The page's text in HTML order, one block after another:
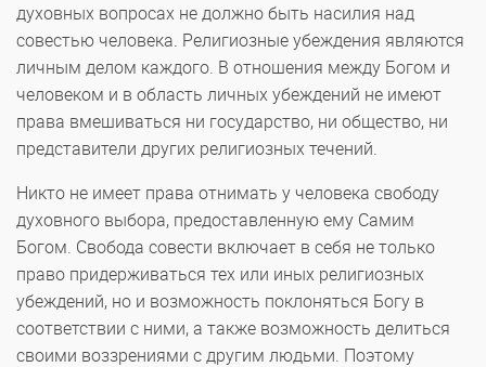
духовных вопросах не должно быть насилия над
совестью человека. Религиозные убеждения являются
личным делом каждого. В отношения между Богом и
человеком и в область личных убеждений не имеют
права вмешиваться ни государство, ни общество, ни
представители других религиозных течений.
Никто не имеет права отнимать у человека свободу
духовного выбора, предоставленную ему Самим
Богом. Свобода совести включает в себя не только
право придерживаться тех или иных религиозных
убеждений, но и возможность поклоняться Богу в
соответствии с ними, а также возможность делиться
своими воззрениями с другим людьми. Поэтому